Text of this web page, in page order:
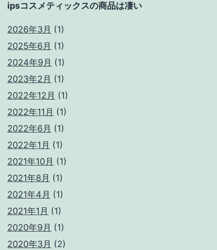
テ
ク
ス
の
商
品
は
凄
ipsコスメティックスの商品は凄い
2026年3月 (1)
2025年6月 (1)
2024年9月 (1)
2023年2月 (1)
2022年12月 (1)
2022年11月 (1)
2022年6月 (1)
2022年1月 (1)
2021年10月 (1)
2021年8月 (1)
2021年4月 (1)
2021年1月 (1)
2020年9月 (1)
2020年3月 (2)